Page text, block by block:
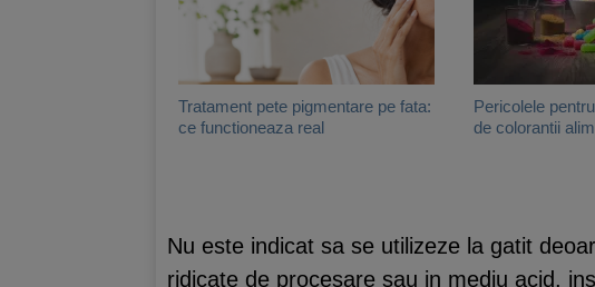
Tratament pete pigmentare pe fata:
ce functioneaza real
Pericolele
de colorantii
Nu este indicat sa se utilizeze la gatit
ridicate de procesare sau in mediu acid,